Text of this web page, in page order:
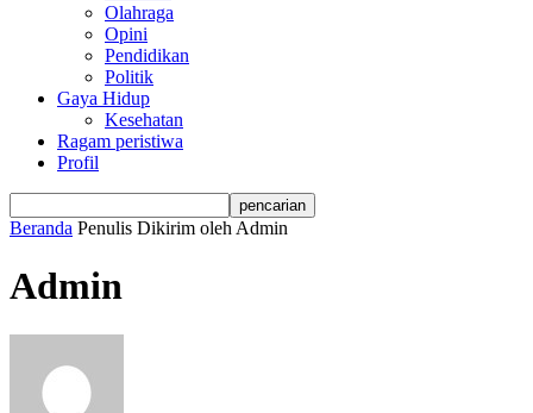
Olahraga
Opini
Pendidikan
Politik
Gaya Hidup
Kesehatan
Ragam peristiwa
Profil
Beranda Penulis Dikirim oleh Admin
Admin